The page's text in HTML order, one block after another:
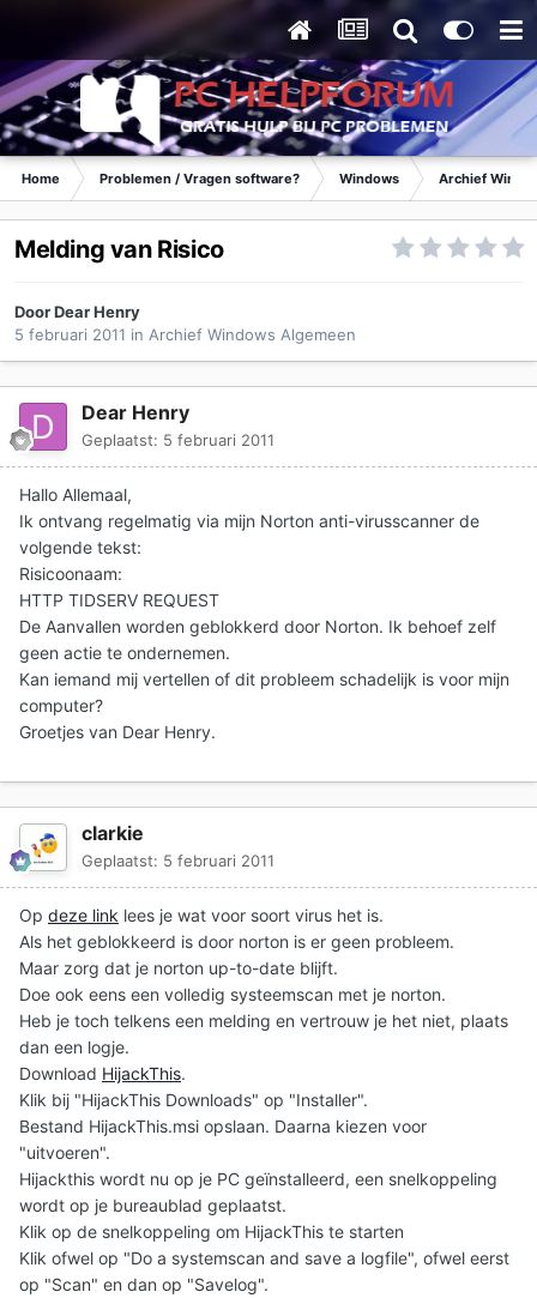
Home Problemen / Vragen software? Windows Archief
Melding van Risico
DoorDear Henry
5 februari 2011 in Archief Windows Algemeen
Dear Henry
Geplaatst: 5 februari 2011
Hallo Allemaal,
Ik ontvang regelmatig via mijn Norton anti-virusscanner de
volgende tekst:
Risicoonaam:
HTTP TIDSERV REQUEST
De Aanvallen worden geblokkerd door Norton. Ik behoef zelf
geen actie te ondernemen.
Kan iemand mij vertellen of dit probleem schadelijk is voor mijn
computer?
Groetjes van Dear Henry.
clarkie
Geplaatst: 5 februari 2011
Op deze link lees je wat voor soort virus het is.
Als het geblokkeerd is door norton is er geen probleem.
Maar zorg dat je norton up-to-date blijft.
Doe ook eens een volledig systeemscan met je norton.
Heb je toch telkens een melding en vertrouw je het niet, plaats
dan een logje.
Download HijackThis.
Klik bij "HijackThis Downloads" op "Installer".
Bestand HijackThis.msi opslaan. Daarna kiezen voor
"uitvoeren".
Hijackthis wordt nu op je PC geïnstalleerd, een snelkoppeling
wordt op je bureaublad geplaatst.
Klik op de snelkoppeling om HijackThis te starten
Klik ofwel op "Do a systemscan and save a logfile", ofwel eerst
op "Scan" en dan op "Savelog".